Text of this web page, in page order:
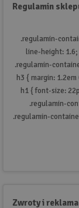
Regulamin
.regulamin-
line-height:
.regulamin-
h3 { margin:
h1 { font-size:
.regulamin-
.regulamin-
Zwroty i